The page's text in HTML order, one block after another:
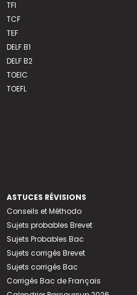
TFI
TCF
TEF
DELF B1
DELF B2
TOEIC
TOEFL
ASTUCES RÉVISIONS
Conseils et Méthodo
Sujets probables Brevet
Sujets Probables Bac
Sujets corrigés Brevet
Sujets corrigés Bac
Corrigés Bac de Français